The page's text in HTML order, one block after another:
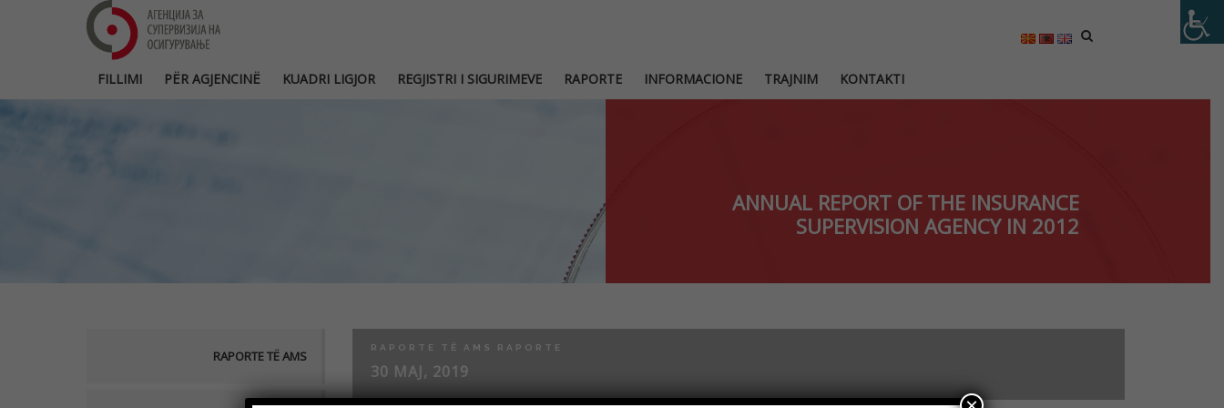
FILLIMI PËR AGJENCINË KUADRI LIGJOR REGJISTRI I SIGURIMEVE RAPORTE INFORMACIONE TRAJNIM KONTAKTI
ANNUAL REPORT OF THE INSURANCE
SUPERVISION AGENCY IN 2012
RAPORTE TË AMS
RAPORTE TË AMS RAPORTE
30 MAJ, 2019